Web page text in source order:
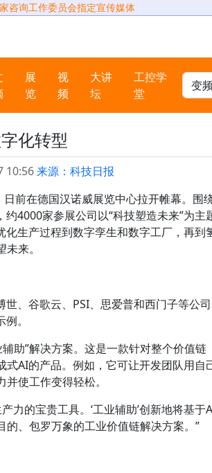
咨询工作委员会指定宣传媒体
展
览
视
频
大讲
坛
工控学
堂
化转型
10:56来源：科技日报
前在德国汉诺威展览中心拉开帷幕。围
4000家参展公司以“科技塑造未来”为主
生产过程到数字孪生和数字工厂，再到
来。
、谷歌云、PSI、思爱普和西门子等公司
。
助”解决方案。这是一款针对整个价值链
式AI的产品。例如，它可让开发团队用自
使工作变得轻松。
力的宝贵工具。‘工业辅助’创新地将基于
、包罗万象的工业价值链解决方案。”